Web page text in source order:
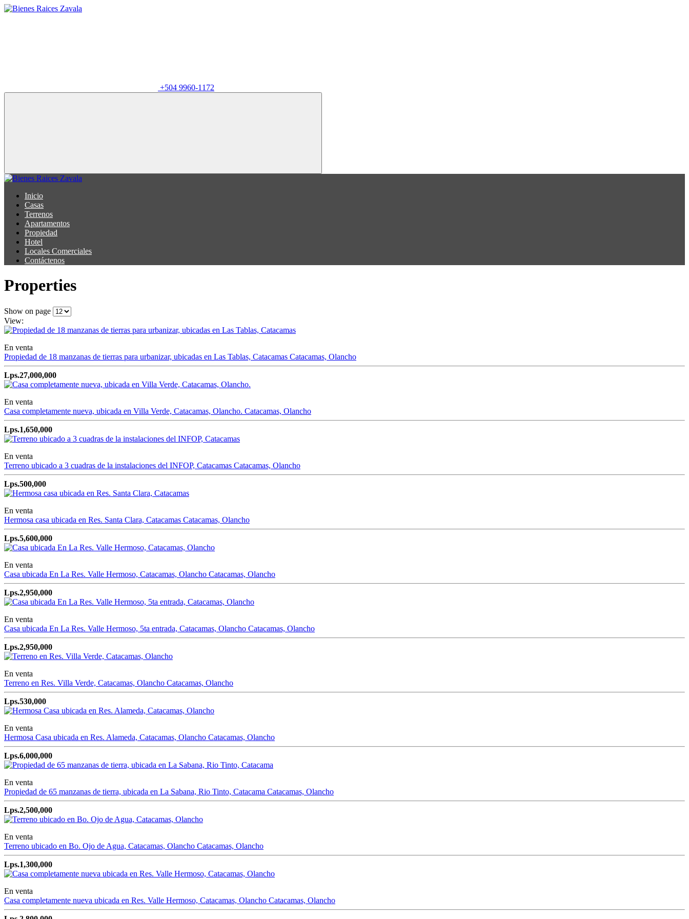
+504 9960-1172
Inicio
Casas
Terrenos
Apartamentos
Propiedad
Hotel
Locales Comerciales
Contáctenos
Properties
Show on page
View:
En venta
Propiedad de 18 manzanas de tierras para urbanizar, ubicadas en Las Tablas, Catacamas Catacamas, Olancho
Lps.27,000,000
En venta
Casa completamente nueva, ubicada en Villa Verde, Catacamas, Olancho. Catacamas, Olancho
Lps.1,650,000
En venta
Terreno ubicado a 3 cuadras de la instalaciones del INFOP, Catacamas Catacamas, Olancho
Lps.500,000
En venta
Hermosa casa ubicada en Res. Santa Clara, Catacamas Catacamas, Olancho
Lps.5,600,000
En venta
Casa ubicada En La Res. Valle Hermoso, Catacamas, Olancho Catacamas, Olancho
Lps.2,950,000
En venta
Casa ubicada En La Res. Valle Hermoso, 5ta entrada, Catacamas, Olancho Catacamas, Olancho
Lps.2,950,000
En venta
Terreno en Res. Villa Verde, Catacamas, Olancho Catacamas, Olancho
Lps.530,000
En venta
Hermosa Casa ubicada en Res. Alameda, Catacamas, Olancho Catacamas, Olancho
Lps.6,000,000
En venta
Propiedad de 65 manzanas de tierra, ubicada en La Sabana, Rio Tinto, Catacama Catacamas, Olancho
Lps.2,500,000
En venta
Terreno ubicado en Bo. Ojo de Agua, Catacamas, Olancho Catacamas, Olancho
Lps.1,300,000
En venta
Casa completamente nueva ubicada en Res. Valle Hermoso, Catacamas, Olancho Catacamas, Olancho